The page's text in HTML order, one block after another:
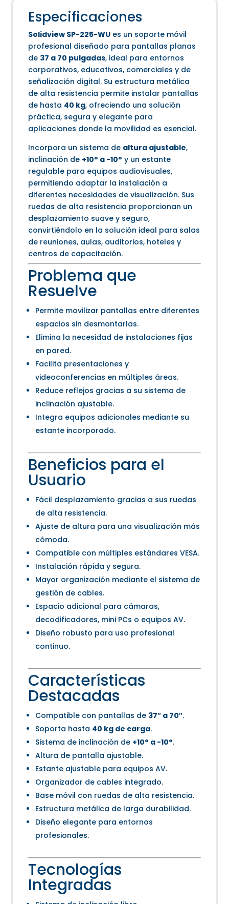
Especificaciones
Solidview SP-225-WU es un soporte móvil
profesional diseñado para pantallas planas
de 37 a 70 pulgadas, ideal para entornos
corporativos, educativos, comerciales y de
señalización digital. Su estructura metálica
de alta resistencia permite instalar pantallas
de hasta 40 kg, ofreciendo una solución
práctica, segura y elegante para
aplicaciones donde la movilidad es esencial.
Incorpora un sistema de altura ajustable,
inclinación de +10° a -10° y un estante
regulable para equipos audiovisuales,
permitiendo adaptar la instalación a
diferentes necesidades de visualización. Sus
ruedas de alta resistencia proporcionan un
desplazamiento suave y seguro,
convirtiéndolo en la solución ideal para salas
de reuniones, aulas, auditorios, hoteles y
centros de capacitación.
Problema que
Resuelve
Permite movilizar pantallas entre diferentes
espacios sin desmontarlas.
Elimina la necesidad de instalaciones fijas
en pared.
Facilita presentaciones y
videoconferencias en múltiples áreas.
Reduce reflejos gracias a su sistema de
inclinación ajustable.
Integra equipos adicionales mediante su
estante incorporado.
Beneficios para el
Usuario
Fácil desplazamiento gracias a sus ruedas
de alta resistencia.
Ajuste de altura para una visualización más
cómoda.
Compatible con múltiples estándares VESA.
Instalación rápida y segura.
Mayor organización mediante el sistema de
gestión de cables.
Espacio adicional para cámaras,
decodificadores, mini PCs o equipos AV.
Diseño robusto para uso profesional
continuo.
Características
Destacadas
Compatible con pantallas de 37″ a 70″.
Soporta hasta 40 kg de carga.
Sistema de inclinación de +10° a -10°.
Altura de pantalla ajustable.
Estante ajustable para equipos AV.
Organizador de cables integrado.
Base móvil con ruedas de alta resistencia.
Estructura metálica de larga durabilidad.
Diseño elegante para entornos
profesionales.
Tecnologías
Integradas